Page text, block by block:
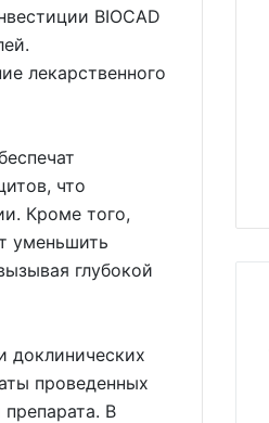
BIOCAD
лекарственного
что
Кроме того,
уменьшить
глубокой
доклинических
проведенных
В